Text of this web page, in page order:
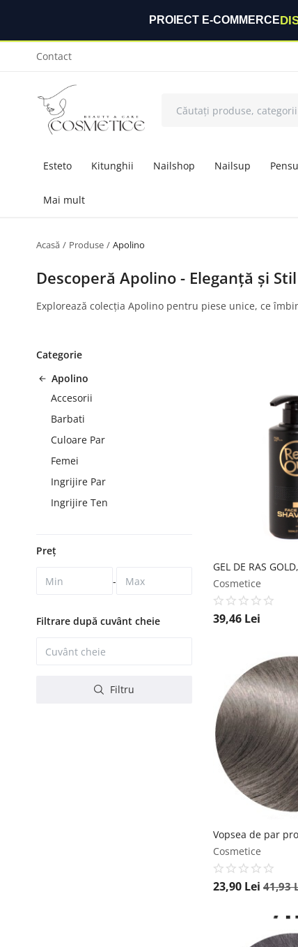
PROIECT E-COMMERCE
Contact
Esteto Kitunghii Nailshop Nailsup
Mai mult
Acasă Produse Apolino
Descoperă Apolino - Eleganță și Stil
Explorează colecția Apolino pentru piese unice, ce
Categorie
Apolino
Accesorii
Barbati
Culoare Par
Femei
Ingrijire Par
Ingrijire Ten
Preț
-
Filtrare după cuvânt cheie
Filtru
Cosmetice
39,46 Lei
Cosmetice
23,90 Lei 41,93